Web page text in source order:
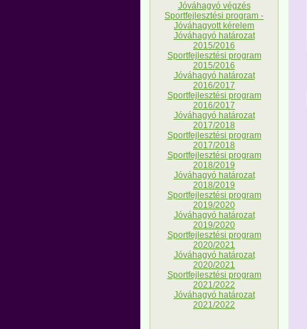
Jóváhagyó végzés
Sportfejlesztési program -
Jóváhagyott kérelem
Jóváhagyó határozat
2015/2016
Sportfejlesztési program
2015/2016
Jóváhagyó határozat
2016/2017
Sportfejlesztési program
2016/2017
Jóváhagyó határozat
2017/2018
Sportfejlesztési program
2017/2018
Sportfejlesztési program
2018/2019
Jóváhagyó határozat
2018/2019
Sportfejlesztési program
2019/2020
Jóváhagyó határozat
2019/2020
Sportfejlesztési program
2020/2021
Jóváhagyó határozat
2020/2021
Sportfejlesztési program
2021/2022
Jóváhagyó határozat
2021/2022